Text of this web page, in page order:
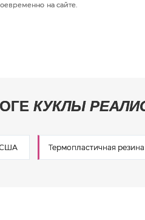
на сайте.
КУКЛЫ
США Термопластичная резина